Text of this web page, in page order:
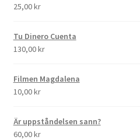
25,00kr
Tu Dinero Cuenta
130,00kr
Filmen Magdalena
10,00kr
Är uppståndelsen sann?
60,00kr